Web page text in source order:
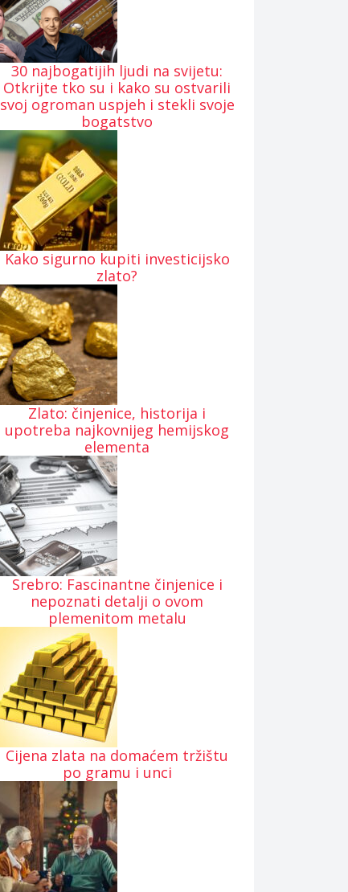
30 najbogatijih ljudi na svijetu:
Otkrijte tko su i kako su ostvarili
svoj ogroman uspjeh i stekli svoje
bogatstvo
Kako sigurno kupiti investicijsko
zlato?
Zlato: činjenice, historija i
upotreba najkovnijeg hemijskog
elementa
Srebro: Fascinantne činjenice i
nepoznati detalji o ovom
plemenitom metalu
Cijena zlata na domaćem tržištu
po gramu i unci